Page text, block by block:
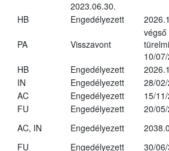
2023.06.30.
HB Engedélyezett
PA Visszavont
végső
10/
HB Engedélyezett
IN Engedélyezett
28/
AC Engedélyezett
15/
FU Engedélyezett
20/
AC, IN Engedélyezett
FU Engedélyezett
30/